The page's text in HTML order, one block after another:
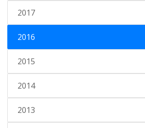
2017
2016
2015
2014
2013